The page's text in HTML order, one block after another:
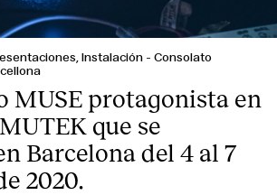
Instalación - Consolato
MUSE protagonista en
que se
Barcelona del 4 al 7
2020.